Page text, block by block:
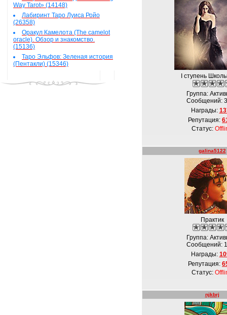
Way Tarot» (14148)
Лабиринт Таро Луиса Ройо
(26358)
Оракул Камелота (The camelot
oracle). Обзор и знакомство.
(15136)
Таро Эльфов: Зеленая история
(Пентакли) (15346)
I ступень
Группа:
Сообщений:
Награды:
Репутация:
Статус:
galina5122
Практик
Группа:
Сообщений:
Награды:
Репутация:
Статус:
njkbrj